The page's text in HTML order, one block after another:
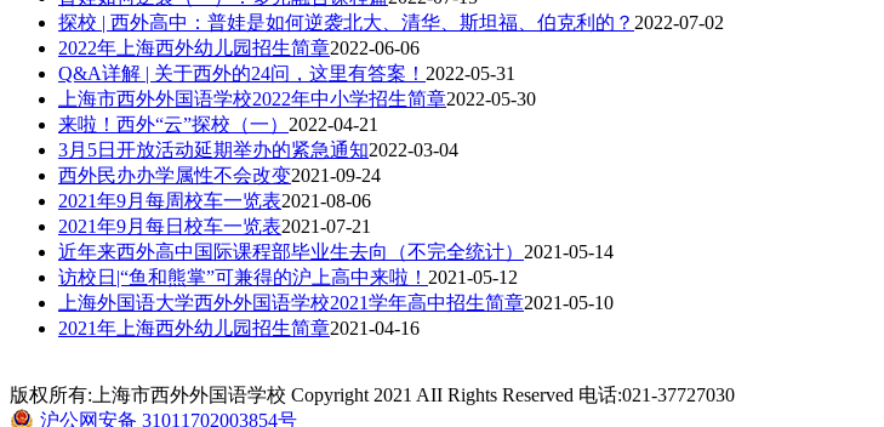
探校 | 西外高中：普娃是如何逆袭北大、清华、斯坦福、伯克利的？ 2022-07-02
2022年上海西外幼儿园招生简章2022-06-06
Q&A详解 | 关于西外的24问，这里有答案！ 2022-05-31
上海市西外外国语学校2022年中小学招生简章2022-05-30
来啦！西外“云”探校（一） 2022-04-21
3月5日开放活动延期举办的紧急通知2022-03-04
西外民办办学属性不会改变2021-09-24
2021年9月每周校车一览表2021-08-06
2021年9月每日校车一览表2021-07-21
近年来西外高中国际课程部毕业生去向（不完全统计） 2021-05-14
访校日|“鱼和熊掌”可兼得的沪上高中来啦！ 2021-05-12
上海外国语大学西外外国语学校2021学年高中招生简章2021-05-10
2021年上海西外幼儿园招生简章2021-04-16
版权所有:上海市西外外国语学校 Copyright 2021 AII Rights Reserved 电话:021-37727030
沪公网安备 31011702003854号